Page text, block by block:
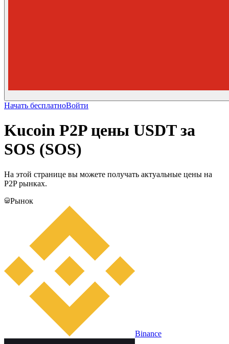
Начать бесплатноВойти
Kucoin P2P цены USDT за
SOS (SOS)
На этой странице вы можете получать актуальные цены на
P2P рынках.
Рынок
Binance